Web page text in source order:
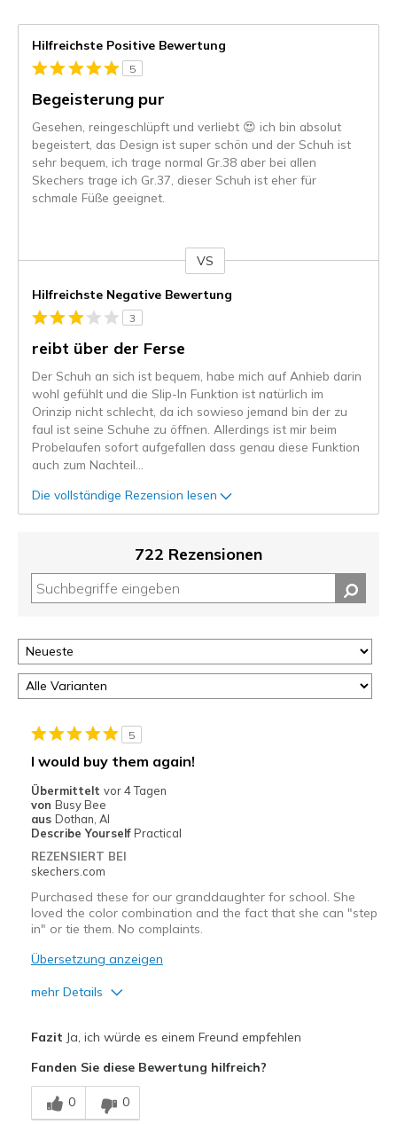
Hilfreichste Positive Bewertung
5
Begeisterung pur
Gesehen, reingeschlüpft und verliebt 😍 ich bin absolut
begeistert, das Design ist super schön und der Schuh ist
sehr bequem, ich trage normal Gr.38 aber bei allen
Skechers trage ich Gr.37, dieser Schuh ist eher für
schmale Füße geeignet.
VS
Hilfreichste Negative Bewertung
3
reibt über der Ferse
Der Schuh an sich ist bequem, habe mich auf Anhieb darin
wohl gefühlt und die Slip-In Funktion ist natürlich im
Orinzip nicht schlecht, da ich sowieso jemand bin der zu
faul ist seine Schuhe zu öffnen. Allerdings ist mir beim
Probelaufen sofort aufgefallen dass genau diese Funktion
auch zum Nachteil
Die vollständige Rezension lesen
722 Rezensionen
5
I would buy them again!
Übermittelt vor 4 Tagen
von Busy Bee
aus Dothan, Al
Describe Yourself Practical
REZENSIERT BEI
skechers.com
Purchased these for our granddaughter for school. She
loved the color combination and the fact that she can "step
in" or tie them. No complaints.
Übersetzung anzeigen
mehr Details
Breathe Well
Comfortable
Fazit Ja, ich würde es einem Freund empfehlen
Fanden Sie diese Bewertung hilfreich?
0 0